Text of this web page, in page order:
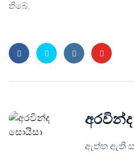
තිබේ.
ඇත්ත ඇති